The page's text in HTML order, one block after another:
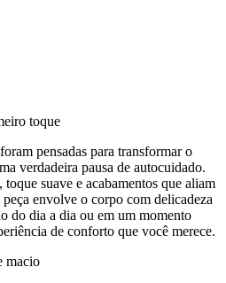
toque
pensadas para transformar o
verdadeira pausa de autocuidado.
suave e acabamentos que aliam
envolve o corpo com delicadeza
do dia a dia ou em um momento
de conforto que você merece.
macio